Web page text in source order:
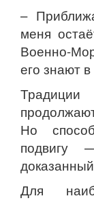
–
меня
Военно-
его знают
Но
подвигу
Для